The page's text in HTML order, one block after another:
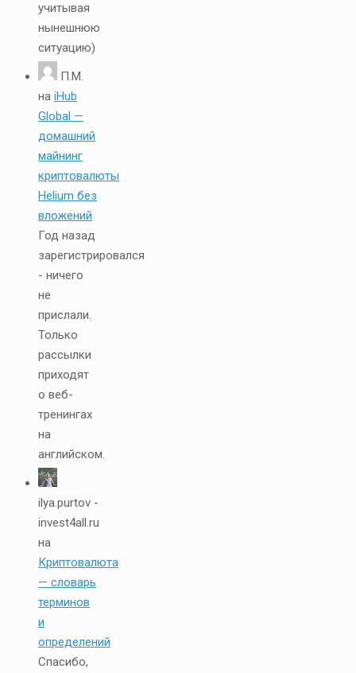
учитывая
нынешнюю
ситуацию)
П.М.
на iHub
Global —
домашний
майнинг
криптовалюты
Helium без
вложений
Год назад
зарегистрировался
- ничего
не
прислали.
Только
рассылки
приходят
о веб-
тренингах
на
английском.
ilya.purtov -
invest4all.ru
на
Криптовалюта
— словарь
терминов
и
определений
Спасибо,